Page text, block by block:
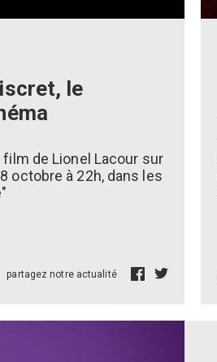
le
de Lionel Lacour sur
octobre à 22h, dans les
partagez notre actualité